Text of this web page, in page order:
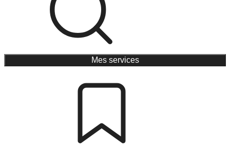
Mes services